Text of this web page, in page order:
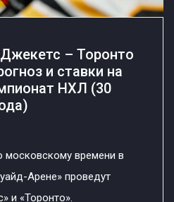
– Торонто
и ставки на
НХЛ (30
московскому времени в
Арене» проведут
и «Торонто».